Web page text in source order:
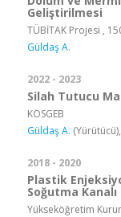
Geliştirilmesi
TÜBİTAK Projesi ,
Güldaş A.
2022 - 2023
Silah Tutucu
KOSGEB
Güldaş A. (Yürütücü),
2018 - 2020
Plastik
Soğutma
Yükseköğretim